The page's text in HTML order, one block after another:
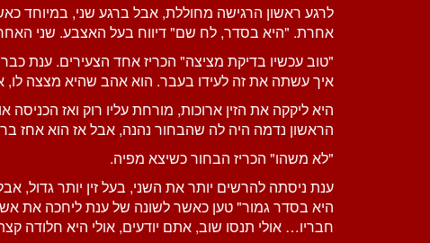
לרגע ראשון הרגישה מחוללת, אבל ברגע שני, במיוחד
אחרת. "היא בסדר, לח שם" דיווח בעל האצבע. שני
"טוב עכשיו בדיקת מציצה" הכריז אחד הצעירים. ענת
איך עשתה את זה לעידו בעבר. הוא אהב שהיא מצצה לו,
היא ליקקה את הזין ארוכות, מורחת עליו רוק ואז
הראשון נדמה היה לה שהבחור נהנה, אבל אז הוא אחז
"לא משהו" הכריז הבחור כשיצא מפיה.
ענת ניסתה להרשים יותר את השני, בעל זין יותר
היא בסדר גמור" טען כאשר לשונה של ענת ליחכה את
חבריו… אולי תנסו שוב, אתם יודעים, אולי היא חלודה